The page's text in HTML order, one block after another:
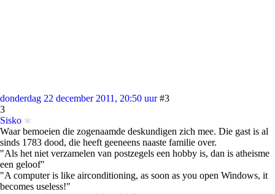
donderdag 22 december 2011, 20:50 uur #3
3
Sisko
Waar bemoeien die zogenaamde deskundigen zich mee. Die gast is al
sinds 1783 dood, die heeft geeneens naaste familie over.
"Als het niet verzamelen van postzegels een hobby is, dan is atheisme
een geloof"
"A computer is like airconditioning, as soon as you open Windows, it
becomes useless!"